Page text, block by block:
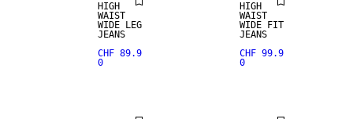
HIGH
WAIST
WIDE LEG
JEANS
CHF 89.9
0
HIGH
WAIST
WIDE FIT
JEANS
CHF 99.9
0